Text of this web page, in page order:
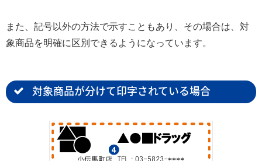
また、記号以外の方法で示すこともあり、その場合は、対
象商品を明確に区別できるようになっています。
対象商品が分けて印字されている場合